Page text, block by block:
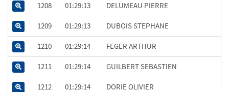
1208 01:29:13 DELUMEAU PIERRE
1209 01:29:13 DUBOIS STEPHANE
1210 01:29:14 FEGER ARTHUR
1211 01:29:14 GUILBERT SEBASTIEN
1212 01:29:14 DORIE OLIVIER